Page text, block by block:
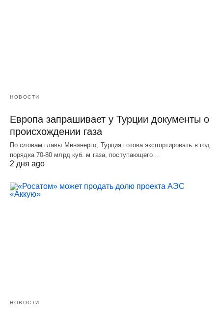
НОВОСТИ
Европа запрашивает у Турции документы о
происхождении газа
По словам главы Минэнерго, Турция готова экспортировать в год
порядка 70-80 млрд куб. м газа, поступающего…
2 дня ago
НОВОСТИ